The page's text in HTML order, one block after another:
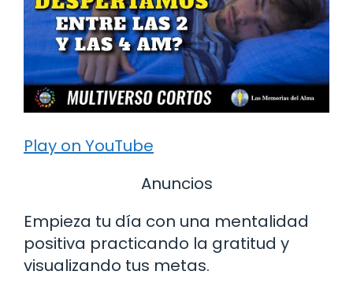
Play on YouTube
Anuncios
Empieza tu día con una mentalidad
positiva practicando la gratitud y
visualizando tus metas.